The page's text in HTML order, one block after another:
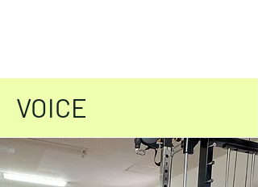
VOICE